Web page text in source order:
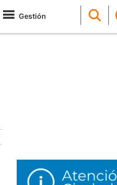
Gestión